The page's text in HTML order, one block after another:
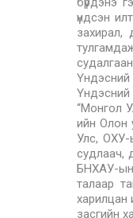
үндсэн
Үндэсний
Үндэсний
“Монгол
ийн Олон
Улс, ОХУ-
судлаач,
БНХАУ-ын
талаар
харилцан
засгийн